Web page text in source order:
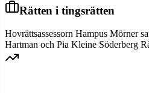
Rätten i tingsrätten
Hovrättsassessorn Hampus Mörner
Hartman och Pia Kleine Söderberg